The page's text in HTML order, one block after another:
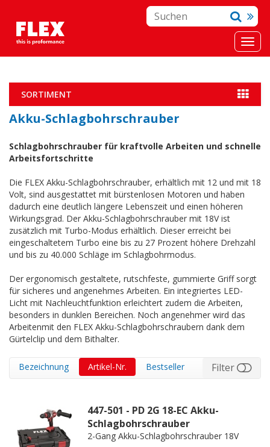
SORTIMENT
Akku-Schlagbohrschrauber
Schlagbohrschrauber für kraftvolle Arbeiten und schnelle
Arbeitsfortschritte
Die FLEX Akku-Schlagbohrschrauber, erhältlich mit 12 und mit 18
Volt, sind ausgestattet mit bürstenlosen Motoren und haben
dadurch eine deutlich längere Lebenszeit und einen höheren
Wirkungsgrad. Der Akku-Schlagbohrschrauber mit 18V ist
zusätzlich mit Turbo-Modus erhältlich. Dieser erreicht bei
eingeschaltetem Turbo eine bis zu 27 Prozent höhere Drehzahl
und bis zu 40.000 Schläge im Schlagbohrmodus.
Der ergonomisch gestaltete, rutschfeste, gummierte Griff sorgt
für sicheres und angenehmes Arbeiten. Ein integriertes LED-
Licht mit Nachleuchtfunktion erleichtert zudem die Arbeiten,
besonders in dunklen Bereichen. Noch angenehmer wird das
Arbeitenmit den FLEX Akku-Schlagbohrschraubern dank dem
Gürtelclip und dem Bithalter.
Bezeichnung Artikel-Nr. Bestseller Filter
447-501 - PD 2G 18-EC Akku-
Schlagbohrschrauber
2-Gang Akku-Schlagbohrschrauber 18V